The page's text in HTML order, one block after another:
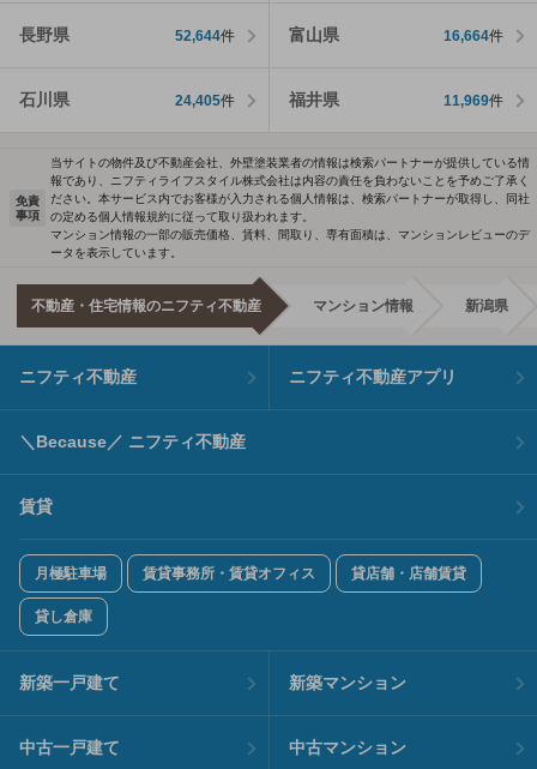
長野県 52,644件 富山県 16,664件
石川県 24,405件 福井県 11,969件
免責
事項
当サイトの物件及び不動産会社、外壁塗装業者の情報は検索パートナーが提供している情
報であり、ニフティライフスタイル株式会社は内容の責任を負わないことを予めご了承く
ださい。本サービス内でお客様が入力される個人情報は、検索パートナーが取得し、同社
の定める個人情報規約に従って取り扱われます。
マンション情報の一部の販売価格、賃料、間取り、専有面積は、マンションレビューのデ
ータを表示しています。
不動産・住宅情報のニフティ不動産 マンション情報 新潟県
ニフティ不動産 ニフティ不動産アプリ
＼Because／ ニフティ不動産
賃貸
月極駐車場 賃貸事務所・賃貸オフィス 貸店舗・店舗賃貸
貸し倉庫
新築一戸建て 新築マンション
中古一戸建て 中古マンション